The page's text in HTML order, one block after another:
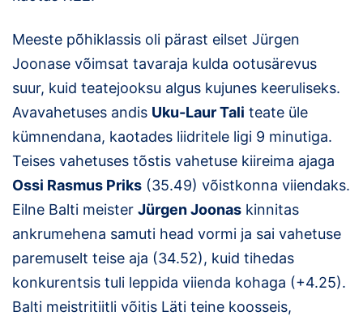
Meeste põhiklassis oli pärast eilset Jürgen
Joonase võimsat tavaraja kulda ootusärevus
suur, kuid teatejooksu algus kujunes keeruliseks.
Avavahetuses andis Uku-Laur Tali teate üle
kümnendana, kaotades liidritele ligi 9 minutiga.
Teises vahetuses tõstis vahetuse kiireima ajaga
Ossi Rasmus Priks (35.49) võistkonna viiendaks.
Eilne Balti meister Jürgen Joonas kinnitas
ankrumehena samuti head vormi ja sai vahetuse
paremuselt teise aja (34.52), kuid tihedas
konkurentsis tuli leppida viienda kohaga (+4.25).
Balti meistritiitli võitis Läti teine koosseis,